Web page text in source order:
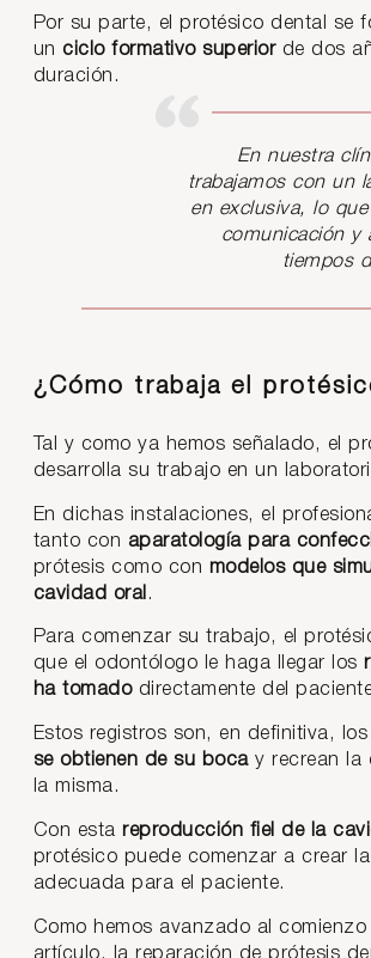
Por su parte, el protésico dental se
un ciclo formativo superiorde dos
duración.
En nuestra
trabajamos con un
en exclusiva, lo
comunicación y
tiempos
¿Cómo trabaja el
Tal y como ya hemos señalado, el
desarrolla su trabajo en un
En dichas instalaciones, el
tanto con aparatología para
prótesis como con modelos que
cavidad oral .
Para comenzar su trabajo, el
que el odontólogo le haga llegar los
ha tomadodirectamente del
Estos registros son, en definitiva,
se obtienen de su bocay recrean la
la misma.
Con esta reproducción fiel de la
protésico puede comenzar a crear
adecuada para el paciente.
Como hemos avanzado al comienzo
artículo, la reparación de prótesis